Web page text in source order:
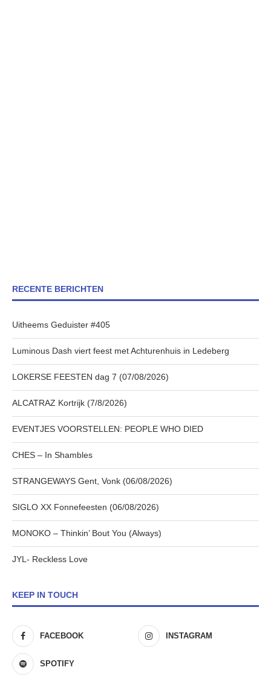
RECENTE BERICHTEN
Uitheems Geduister #405
Luminous Dash viert feest met Achturenhuis in Ledeberg
LOKERSE FEESTEN dag 7 (07/08/2026)
ALCATRAZ Kortrijk (7/8/2026)
EVENTJES VOORSTELLEN: PEOPLE WHO DIED
CHES – In Shambles
STRANGEWAYS Gent, Vonk (06/08/2026)
SIGLO XX Fonnefeesten (06/08/2026)
MONOKO – Thinkin’ Bout You (Always)
JYL- Reckless Love
KEEP IN TOUCH
FACEBOOK INSTAGRAM
SPOTIFY